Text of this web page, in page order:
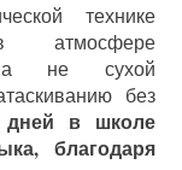
технике
атмосфере
а не сухой
без
в школе
благодаря